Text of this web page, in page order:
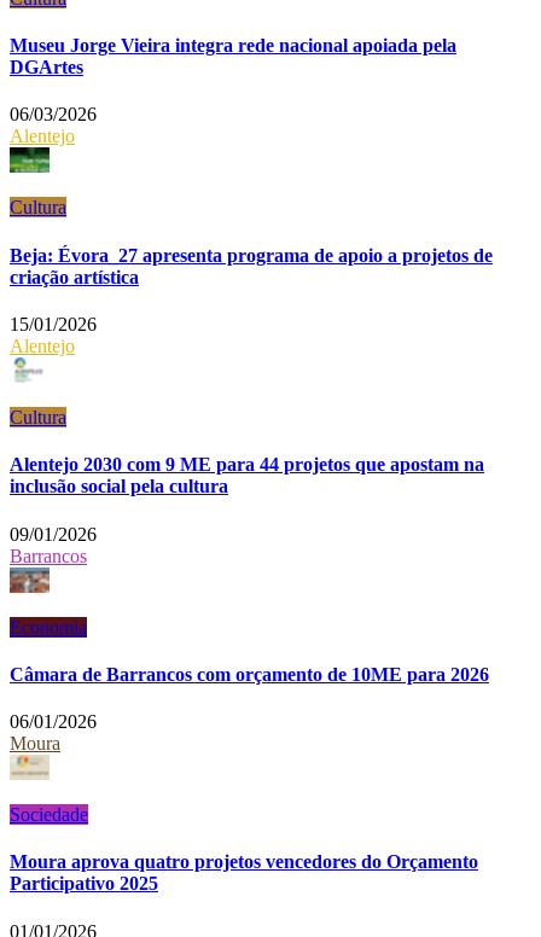
Museu Jorge Vieira integra rede nacional apoiada pela
DGArtes
06/03/2026
Alentejo
Cultura
Beja: Évora_27 apresenta programa de apoio a projetos de
criação artística
15/01/2026
Alentejo
Cultura
Alentejo 2030 com 9 ME para 44 projetos que apostam na
inclusão social pela cultura
09/01/2026
Barrancos
Economia
Câmara de Barrancos com orçamento de 10ME para 2026
06/01/2026
Moura
Sociedade
Moura aprova quatro projetos vencedores do Orçamento
Participativo 2025
01/01/2026